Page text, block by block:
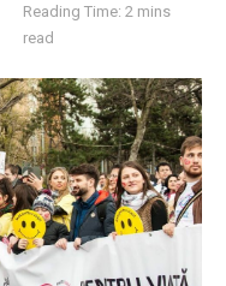
Reading Time: 2 mins
read